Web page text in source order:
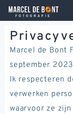
de
inhoud
Marcel de Bont
september 2023
Ik respecteren
verwerken
waarvoor ze